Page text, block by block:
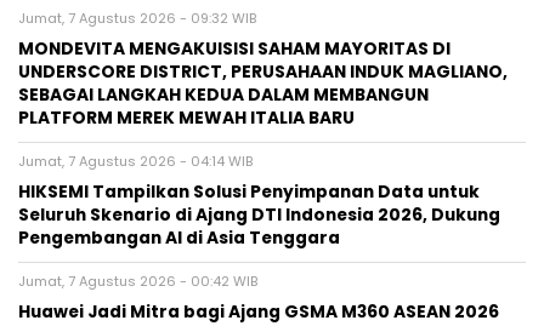
Jumat, 7 Agustus 2026 - 09:32 WIB
MONDEVITA MENGAKUISISI SAHAM MAYORITAS DI
UNDERSCORE DISTRICT, PERUSAHAAN INDUK MAGLIANO,
SEBAGAI LANGKAH KEDUA DALAM MEMBANGUN
PLATFORM MEREK MEWAH ITALIA BARU
Jumat, 7 Agustus 2026 - 04:14 WIB
HIKSEMI Tampilkan Solusi Penyimpanan Data untuk
Seluruh Skenario di Ajang DTI Indonesia 2026, Dukung
Pengembangan AI di Asia Tenggara
Jumat, 7 Agustus 2026 - 00:42 WIB
Huawei Jadi Mitra bagi Ajang GSMA M360 ASEAN 2026